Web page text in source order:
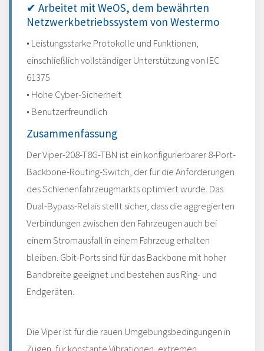
✔ Arbeitet mit WeOS, dem bewährten
Netzwerkbetriebssystem von Westermo
• Leistungsstarke Protokolle und Funktionen,
einschließlich vollständiger Unterstützung von IEC
61375
• Hohe Cyber-Sicherheit
• Benutzerfreundlich
Zusammenfassung
Der Viper-208-T8G-TBN ist ein konfigurierbarer 8-Port-
Backbone-Routing-Switch, der für die Anforderungen
des Schienenfahrzeugmarkts optimiert wurde. Das
Dual-Bypass-Relais stellt sicher, dass die aggregierten
Verbindungen zwischen den Fahrzeugen auch bei
einem Stromausfall in einem Fahrzeug erhalten
bleiben. Gbit-Ports sind für das Backbone mit hoher
Bandbreite geeignet und bestehen aus Ring- und
Endgeräten.
Die Viper ist für die rauen Umgebungsbedingungen in